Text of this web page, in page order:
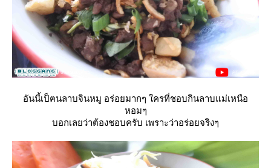
อันนี้เป็ฅนลาบจินหมู อร่อยมากๆ ใครที่ชอบกินลาบแม่เหนือ
หอมๆ
บอกเลยว่าต้องชอบครับ เพราะว่าอร่อยจริงๆ